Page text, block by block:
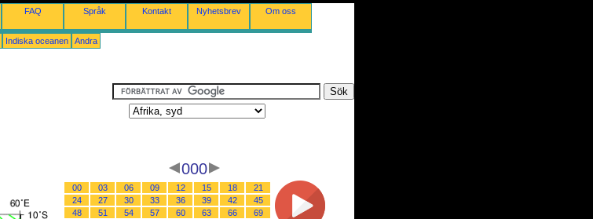
FAQ Språk Kontakt Nyhetsbrev Om oss
Indiska oceanen Andra
000
00 03 06 09 12 15 18
21
24
27 30 33 36 39 42
45
48
51 54 57 60 63 66
69